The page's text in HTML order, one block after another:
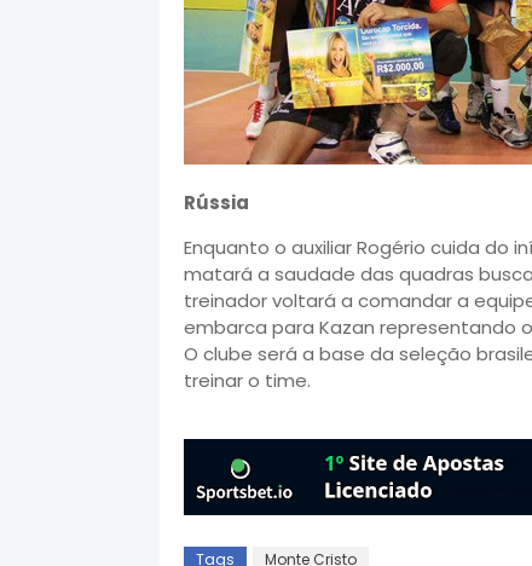
Rússia
Enquanto o auxiliar Rogério cuida do
matará a saudade das quadras
treinador voltará a comandar a
embarca para Kazan representando
O clube será a base da seleção
treinar o time.
Tags Monte Cristo